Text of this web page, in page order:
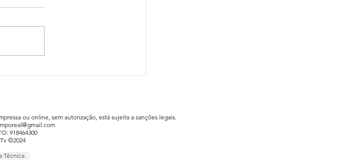
ou online, sem autorização, está sujeita a sanções legais.
918464300
©2024
Técnica